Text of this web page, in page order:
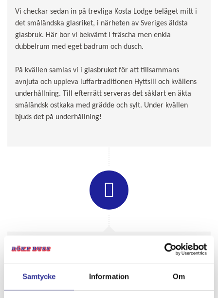
Samtycke Information Om
Vi checkar sedan in på trevliga Kosta Lodge beläget mitt i
det småländska glasriket, i närheten av Sveriges äldsta
glasbruk. Här bor vi bekvämt i fräscha men enkla
dubbelrum med eget badrum och dusch.
På kvällen samlas vi i glasbruket för att tillsammans
avnjuta och uppleva luffartraditionen Hyttsill och kvällens
underhållning. Till efterrätt serveras det såklart en äkta
småländsk ostkaka med grädde och sylt. Under kvällen
bjuds det på underhållning!
DAG 2.
Utvilade och efter en god frukost, checkar vi ut. så har vi